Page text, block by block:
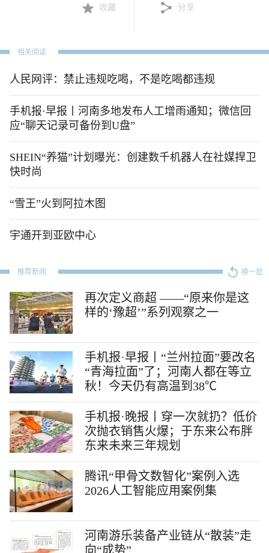
收藏 分享
相关阅读
人民网评：禁止违规吃喝，不是吃喝都违规
手机报·早报丨河南多地发布人工增雨通知；微信回
应“聊天记录可备份到U盘”
SHEIN“养猫”计划曝光：创建数千机器人在社媒捍卫
快时尚
“雪王”火到阿拉木图
宇通开到亚欧中心
推荐新闻 换一批
再次定义商超 ——“原来你是这
样的‘豫超’”系列观察之一
手机报·早报丨“兰州拉面”要改名
“青海拉面”了；河南人都在等立
秋！今天仍有高温到38℃
手机报·晚报丨穿一次就扔？低价
次抛衣销售火爆；于东来公布胖
东来未来三年规划
腾讯“甲骨文数智化”案例入选
2026人工智能应用案例集
河南游乐装备产业链从“散装”走
向“成势”